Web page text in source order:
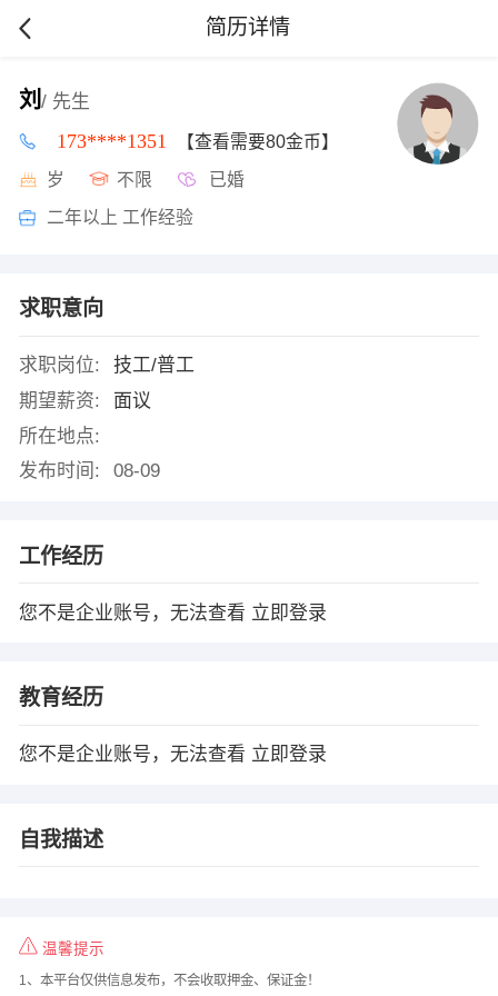
简历详情
刘 / 先生
173****1351 【查看需要80金币】
岁 不限 已婚
二年以上 工作经验
求职意向
求职岗位:
技工/普工
期望薪资:
面议
所在地点:
发布时间:
08-09
工作经历
您不是企业账号，无法查看 立即登录
教育经历
您不是企业账号，无法查看 立即登录
自我描述
温馨提示
1、本平台仅供信息发布，不会收取押金、保证金！